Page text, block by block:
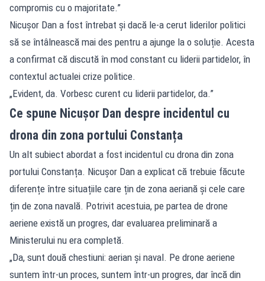
compromis cu o majoritate.”
Nicușor Dan a fost întrebat și dacă le-a cerut liderilor politici
să se întâlnească mai des pentru a ajunge la o soluție. Acesta
a confirmat că discută în mod constant cu liderii partidelor, în
contextul actualei crize politice.
„Evident, da. Vorbesc curent cu liderii partidelor, da.”
Ce spune Nicușor Dan despre incidentul cu
drona din zona portului Constanța
Un alt subiect abordat a fost incidentul cu drona din zona
portului Constanța. Nicușor Dan a explicat că trebuie făcute
diferențe între situațiile care țin de zona aeriană și cele care
țin de zona navală. Potrivit acestuia, pe partea de drone
aeriene există un progres, dar evaluarea preliminară a
Ministerului nu era completă.
„Da, sunt două chestiuni: aerian și naval. Pe drone aeriene
suntem într-un proces, suntem într-un progres, dar încă din